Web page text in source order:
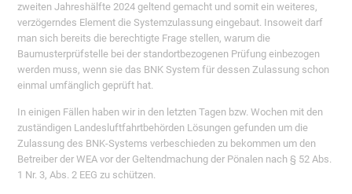
zweiten Jahreshälfte 2024 geltend gemacht und somit ein weiteres,
verzögerndes Element die Systemzulassung eingebaut. Insoweit darf
man sich bereits die berechtigte Frage stellen, warum die
Baumusterprüfstelle bei der standortbezogenen Prüfung einbezogen
werden muss, wenn sie das BNK System für dessen Zulassung schon
einmal umfänglich geprüft hat.
In einigen Fällen haben wir in den letzten Tagen bzw. Wochen mit den
zuständigen Landesluftfahrtbehörden Lösungen gefunden um die
Zulassung des BNK-Systems verbeschieden zu bekommen um den
Betreiber der WEA vor der Geltendmachung der Pönalen nach § 52 Abs.
1 Nr. 3, Abs. 2 EEG zu schützen.